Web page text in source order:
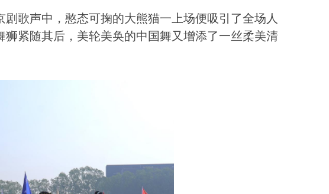
歌声中，憨态可掬的大熊猫一上场便吸引了全场人
紧随其后，美轮美奂的中国舞又增添了一丝柔美清